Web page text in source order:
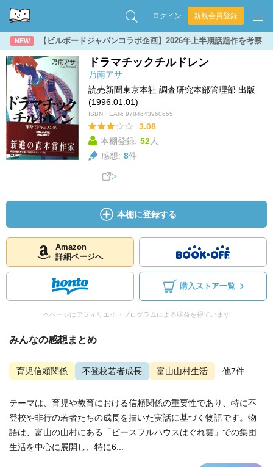
ログイン 新規会員登録
NEW 【ビルボードジャパンコラボ企画】2026年上半期話題作を考察
ドラマチックチルドレン
乃南アサ
読売新聞東京本社 調査研究本部管理部 出版
(1996.01.01)
ISBN・EAN: 9784643960655
3.08
本棚登録: 52人
感想: 8件
本棚に登録する
Amazon
詳細ページへ
購入ストア一覧
本ページはアフィリエイトプログラムによる収益を得ています
みんなの感想まとめ
育児信頼関係 不登校若者成長 富山山村生活 ...他7件
テーマは、育児や教育における信頼関係の重要性であり、特に不
登校や非行の若者たちの成長を描いた実話に基づく物語です。物
語は、富山の山村にある「ピースフルハウスはぐれ雲」での集団
生活を中心に展開し、特に6...